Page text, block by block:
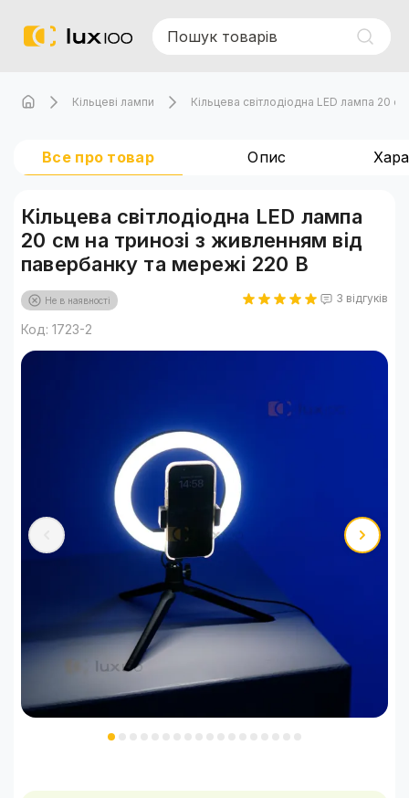
Кільцеві лампи Кільцева світлодіодна LED лампа 20
Все про товар Опис
Кільцева світлодіодна LED лампа
20 см на тринозі з живленням від
павербанку та мережі 220 В
Не в наявності 3 відгуків
Код: 1723-2